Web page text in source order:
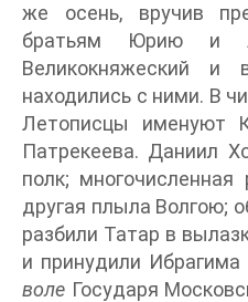
же осень, вручив
братьям Юрию и
Великокняжеский и
находились с ними. В
Летописцы именуют
Патрекеева. Даниил
полк;
другая плыла Волгою;
разбили Татар в
и принудили
воле Государя